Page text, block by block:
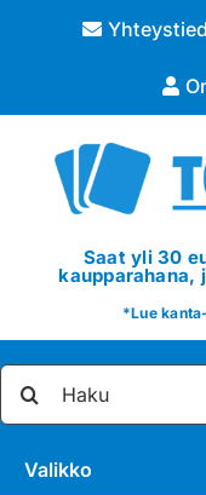
Saat yli 30
kaupparahana,
*Lue
Valikko